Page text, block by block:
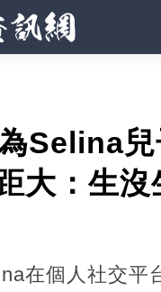
Selina兒
大：生
在個人社交平